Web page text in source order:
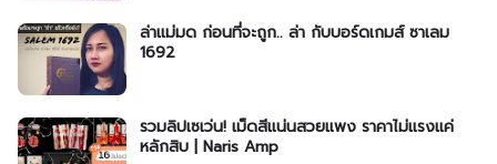
ล่าแม่มด ก่อนที่จะถูก.. ล่า กับบอร์ดเกมส์ ซาเลม
1692
รวมลิปเซเว่น! เม็ดสีแน่นสวยแพง ราคาไม่แรงแค่
หลักสิบ | Naris Amp